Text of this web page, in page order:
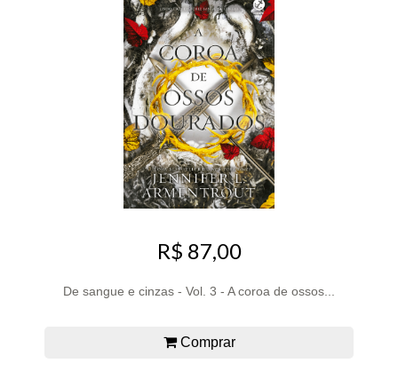
R$ 87,00
De sangue e cinzas - Vol. 3 - A coroa de ossos...
Comprar